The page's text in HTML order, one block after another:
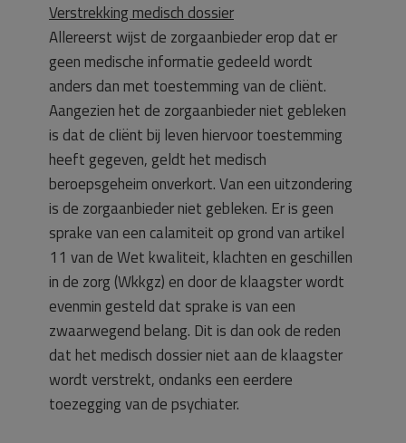
Verstrekking medisch dossier
Allereerst wijst de zorgaanbieder erop dat er
geen medische informatie gedeeld wordt
anders dan met toestemming van de cliënt.
Aangezien het de zorgaanbieder niet gebleken
is dat de cliënt bij leven hiervoor toestemming
heeft gegeven, geldt het medisch
beroepsgeheim onverkort. Van een uitzondering
is de zorgaanbieder niet gebleken. Er is geen
sprake van een calamiteit op grond van artikel
11 van de Wet kwaliteit, klachten en geschillen
in de zorg (Wkkgz) en door de klaagster wordt
evenmin gesteld dat sprake is van een
zwaarwegend belang. Dit is dan ook de reden
dat het medisch dossier niet aan de klaagster
wordt verstrekt, ondanks een eerdere
toezegging van de psychiater.